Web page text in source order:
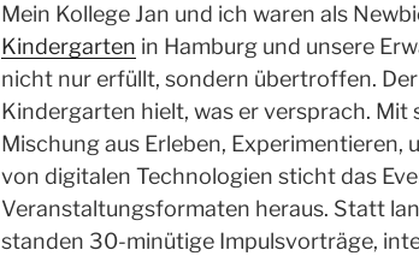
Mein Kollege Jan und ich waren als
Kindergarten in Hamburg und unsere
nicht nur erfüllt, sondern übertroffen.
Kindergarten hielt, was er versprach. Mit
Mischung aus Erleben, Experimentieren,
von digitalen Technologien sticht das
Veranstaltungsformaten heraus. Statt
standen 30-minütige Impulsvorträge,